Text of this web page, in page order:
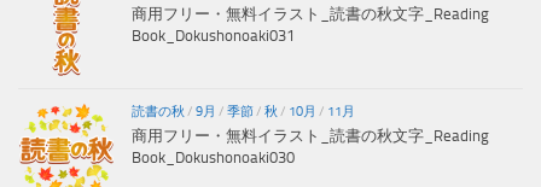
商用フリー・無料イラスト_読書の秋文字_Reading
Book_Dokushonoaki031
読書の秋 / 9月 / 季節/ 秋 / 10月 / 11月
商用フリー・無料イラスト_読書の秋文字_Reading
Book_Dokushonoaki030